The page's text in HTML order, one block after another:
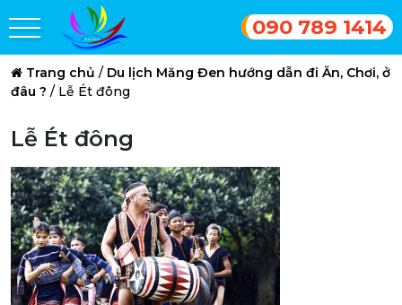
090 789 1414
Trang chủ / Du lịch Măng Đen hướng dẫn đi Ăn, Chơi, ở
đâu ? / Lễ Ét đông
Lễ Ét đông